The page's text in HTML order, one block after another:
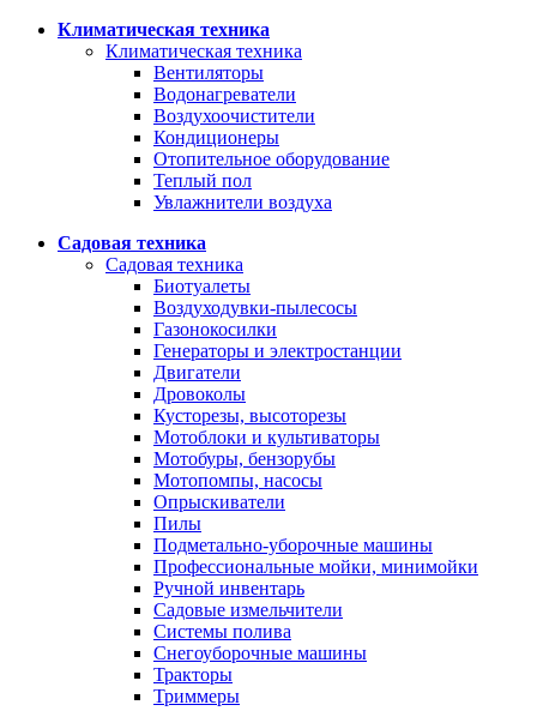
Климатическая техника
Климатическая техника
Вентиляторы
Водонагреватели
Воздухоочистители
Кондиционеры
Отопительное оборудование
Теплый пол
Увлажнители воздуха
Садовая техника
Садовая техника
Биотуалеты
Воздуходувки-пылесосы
Газонокосилки
Генераторы и электростанции
Двигатели
Дровоколы
Кусторезы, высоторезы
Мотоблоки и культиваторы
Мотобуры, бензорубы
Мотопомпы, насосы
Опрыскиватели
Пилы
Подметально-уборочные машины
Профессиональные мойки, минимойки
Ручной инвентарь
Садовые измельчители
Системы полива
Снегоуборочные машины
Тракторы
Триммеры